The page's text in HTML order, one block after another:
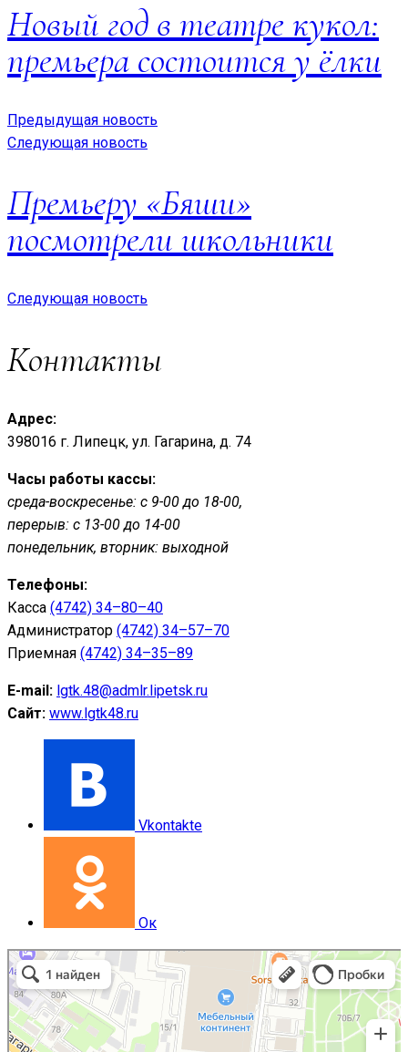
Новый год в театре кукол:
премьера состоится у ёлки
Предыдущая новость
Следующая новость
Премьеру «Бяши»
посмотрели школьники
Следующая новость
Контакты
Адрес:
398016 г. Липецк, ул. Гагарина, д. 74
Часы работы кассы:
среда-воскресенье: с 9-00 до 18-00,
перерыв: с 13-00 до 14-00
понедельник, вторник: выходной
Телефоны:
Касса (4742) 34–80–40
Администратор (4742) 34–57–70
Приемная (4742) 34–35–89
E-mail: lgtk.48@admlr.lipetsk.ru
Сайт: www.lgtk48.ru
Vkontakte
Ок